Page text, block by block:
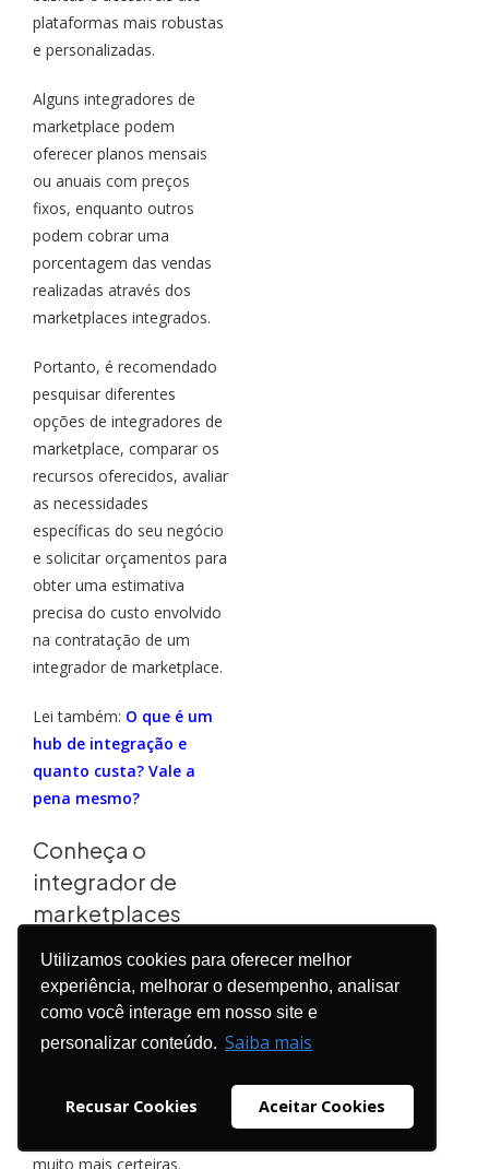
Utilizamos cookies para oferecer melhor
experiência, melhorar o desempenho, analisar
como você interage em nosso site e
personalizar conteúdo. Saiba mais
Recusar Cookies Aceitar Cookies
plataformas mais robustas
e personalizadas.
Alguns integradores de
marketplace podem
oferecer planos mensais
ou anuais com preços
fixos, enquanto outros
podem cobrar uma
porcentagem das vendas
realizadas através dos
marketplaces integrados.
Portanto, é recomendado
pesquisar diferentes
opções de integradores de
marketplace, comparar os
recursos oferecidos, avaliar
as necessidades
específicas do seu negócio
e solicitar orçamentos para
obter uma estimativa
precisa do custo envolvido
na contratação de um
integrador de marketplace.
Lei também: O que é um
hub de integração e
quanto custa? Vale a
pena mesmo?
Conheça o
integrador de
marketplaces
negócio
A centralização de toda
sua operação em
permitir com que você
muito mais certeiras.